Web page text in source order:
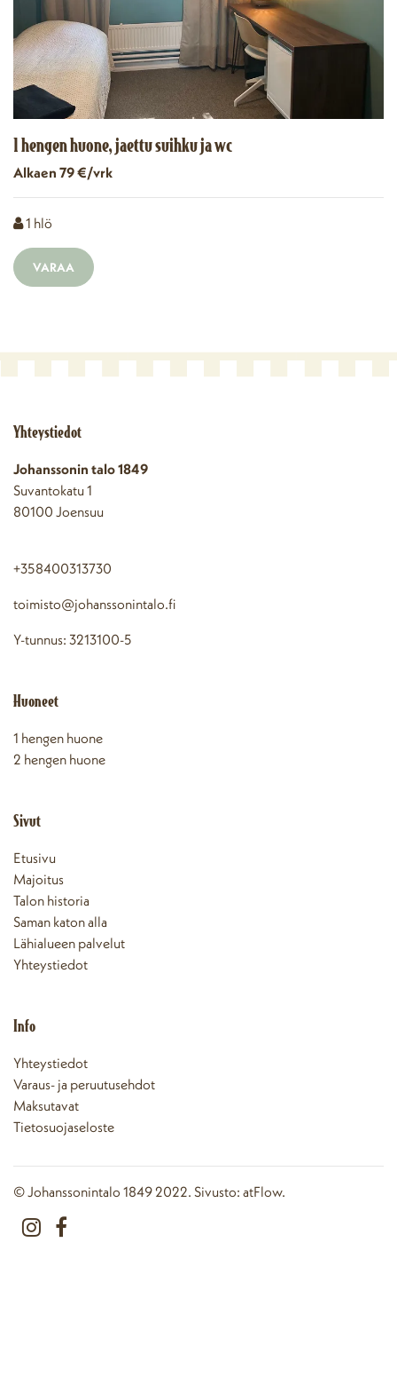
1 hengen huone, jaettu suihku ja wc
Alkaen 79 €/vrk
Henkilömäärä
1 hlö
VARAA
Yhteystiedot
Johanssonin talo 1849
Suvantokatu 1
80100 Joensuu
+358400313730
toimisto@johanssonintalo.fi
Y-tunnus: 3213100-5
Huoneet
1 hengen huone
2 hengen huone
Sivut
Etusivu
Majoitus
Talon historia
Saman katon alla
Lähialueen palvelut
Yhteystiedot
Info
Yhteystiedot
Varaus- ja peruutusehdot
Maksutavat
Tietosuojaseloste
© Johanssonintalo 1849 2022. Sivusto: atFlow.